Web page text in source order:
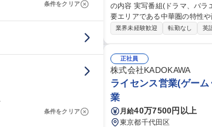
条件をクリア
条件をクリア
の内容 実写番組(ドラマ、バラ
要エリアである中華圏の特性や商
中華圏への実写番組(ドラマ、
業界未経験歓迎 転勤なし 英
正社員
株式会社KADOKAWA
ライセンス営業(ゲー
業
月給40万7500円以上
東京都千代田区